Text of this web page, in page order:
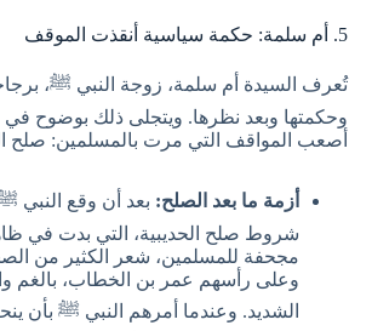
5. أم سلمة: حكمة سياسية أنقذت الموقف
تُعرف السيدة أم سلمة، زوجة النبي ﷺ،
وحكمتها وبعد نظرها. ويتجلى ذلك بوضوح
أصعب المواقف التي مرت بالمسلمين: صلح
أزمة ما بعد الصلح: بعد أن وقع النبي
شروط صلح الحديبية، التي بدت في
مجحفة للمسلمين، شعر الكثير من
وعلى رأسهم عمر بن الخطاب، بالغم
الشديد. وعندما أمرهم النبي ﷺ بأن